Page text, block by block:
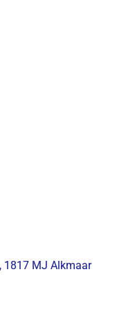
1817 MJ Alkmaar